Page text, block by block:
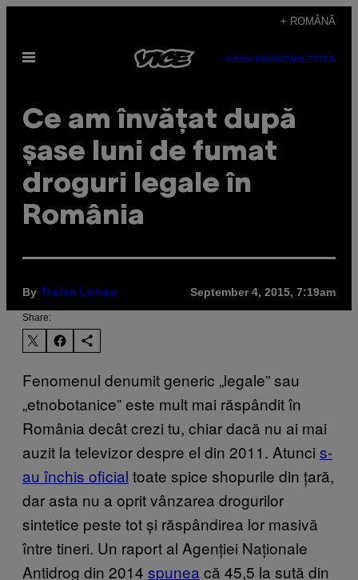
content
+ ROMÂNĂ
Open
SUBSCRIBENEWSLETTER
Ce am învăţat după
șase luni de fumat
droguri legale în
România
By Traian Lonea September 4, 2015, 7:19am
Share:
Fenomenul denumit generic „legale” sau
„etnobotanice” este mult mai răspândit în
România decât crezi tu, chiar dacă nu ai mai
auzit la televizor despre el din 2011. Atunci s-
au închis oficial toate spice shopurile din țară,
dar asta nu a oprit vânzarea drogurilor
sintetice peste tot și răspândirea lor masivă
între tineri. Un raport al Agenției Naționale
Antidrog din 2014 spunea că 45,5 la sută din